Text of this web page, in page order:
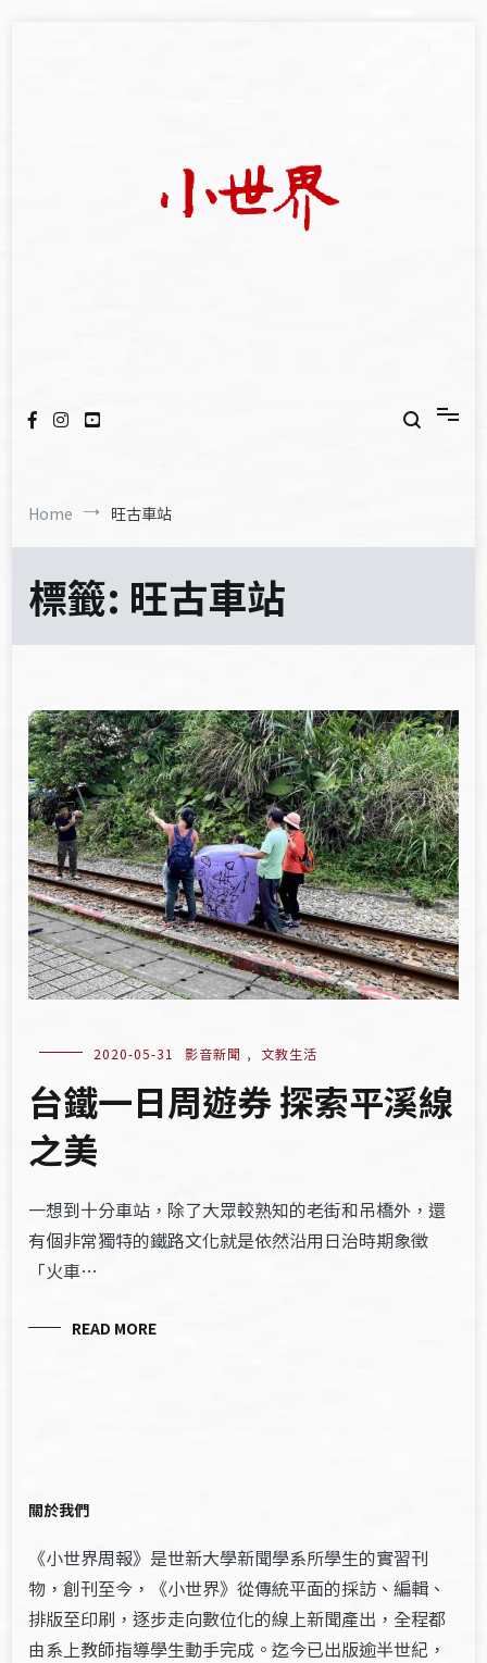
Home 旺古車站
標籤: 旺古車站
2020-05-31 影音新聞 , 文教生活
台鐵一日周遊券 探索平溪線
之美
一想到十分車站，除了大眾較熟知的老街和吊橋外，還
有個非常獨特的鐵路文化就是依然沿用日治時期象徵
「火車…
READ MORE
關於我們
《小世界周報》是世新大學新聞學系所學生的實習刊
物，創刊至今，《小世界》從傳統平面的採訪、編輯、
排版至印刷，逐步走向數位化的線上新聞產出，全程都
由系上教師指導學生動手完成。迄今已出版逾半世紀，